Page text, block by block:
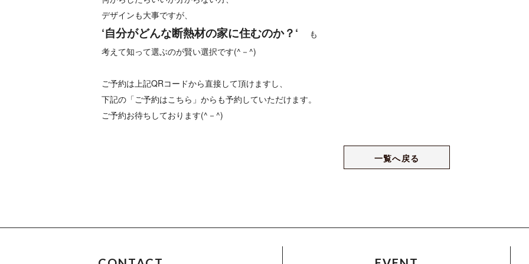
デザインも大事ですが、
‘自分がどんな断熱材の家に住むのか？‘
も
考えて知って選ぶのが賢い選択です(^－^)
ご予約は上記QRコードから直接して頂けますし、
下記の「ご予約はこちら」からも予約していただけます。
ご予約お待ちしております(^－^)
一覧へ戻る